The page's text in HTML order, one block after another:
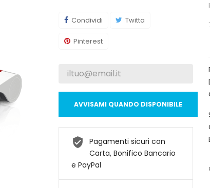
Condividi Twitta
Pinterest
AVVISAMI QUANDO DISPONIBILE
Pagamenti sicuri con
Carta, Bonifico Bancario
e PayPal